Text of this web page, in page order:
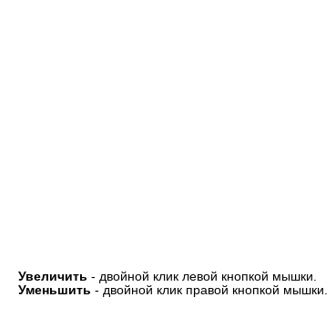
Увеличить - двойной клик левой кнопкой мышки.
Уменьшить - двойной клик правой кнопкой мышки.